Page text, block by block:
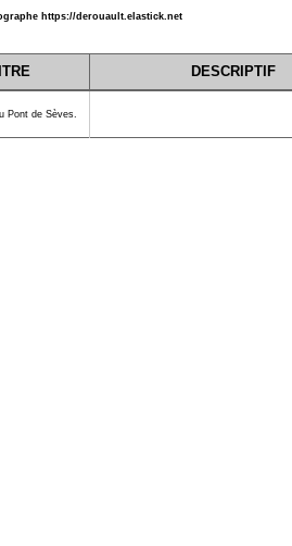
https://derouault.elastick.net
DESCRIPTIF
Pont de Sèves.